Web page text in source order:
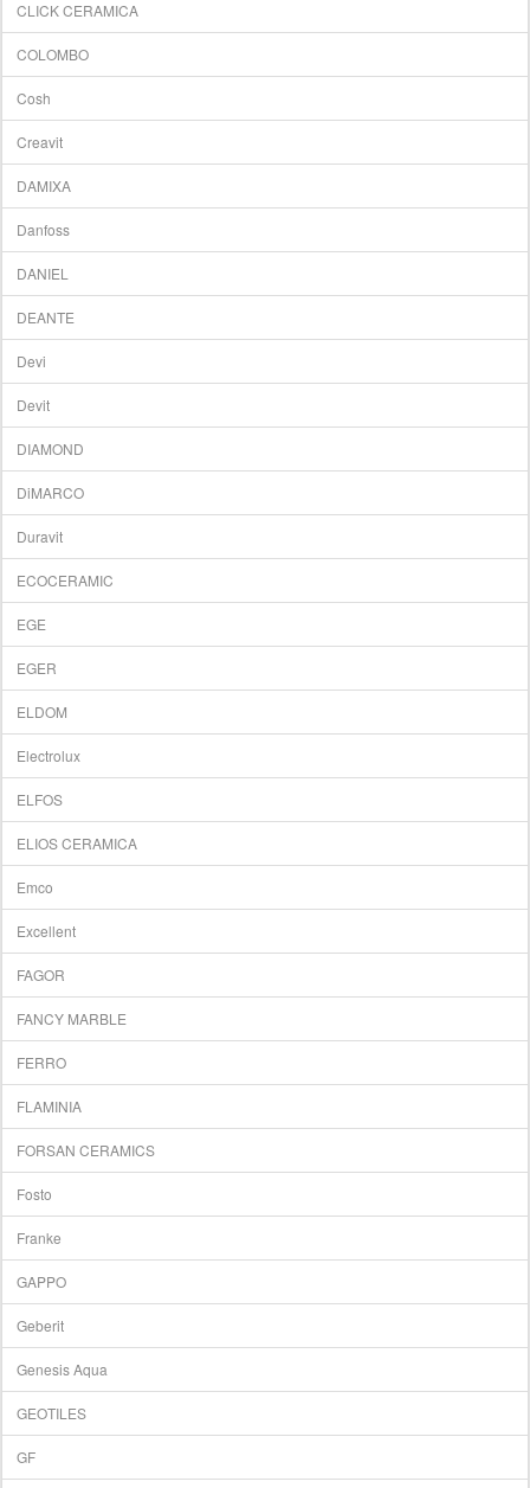
CLICK CERAMICA
COLOMBO
Cosh
Creavit
DAMIXA
Danfoss
DANIEL
DEANTE
Devi
Devit
DIAMOND
DiMARCO
Duravit
ECOCERAMIC
EGE
EGER
ELDOM
Electrolux
ELFOS
ELIOS CERAMICA
Emco
Excellent
FAGOR
FANCY MARBLE
FERRO
FLAMINIA
FORSAN CERAMICS
Fosto
Franke
GAPPO
Geberit
Genesis Aqua
GEOTILES
GF